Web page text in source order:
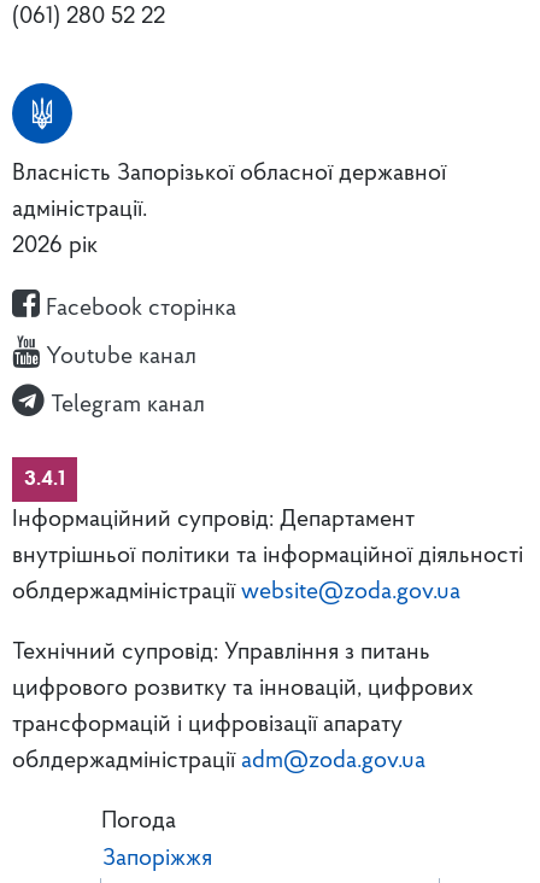
(061) 280 52 22
Власність Запорізької обласної державної
адміністрації.
2026 рік
Facebook сторінка
Youtube канал
Telegram канал
3.4.1
Інформаційний супровід: Департамент
внутрішньої політики та інформаційної діяльності
облдержадміністрації website@zoda.gov.ua
Технічний супровід: Управління з питань
цифрового розвитку та інновацій, цифрових
трансформацій і цифровізації апарату
облдержадміністрації adm@zoda.gov.ua
Погода
Запоріжжя